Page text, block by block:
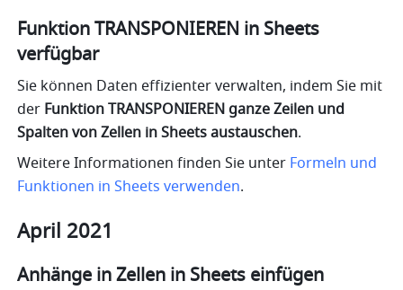
Funktion TRANSPONIEREN in Sheets
verfügbar
Sie können Daten effizienter verwalten, indem Sie mit
der Funktion TRANSPONIEREN ganze Zeilen und
Spalten von Zellen in Sheets austauschen.
Weitere Informationen finden Sie unter Formeln und
Funktionen in Sheets verwenden.
April 2021
Anhänge in Zellen in Sheets einfügen